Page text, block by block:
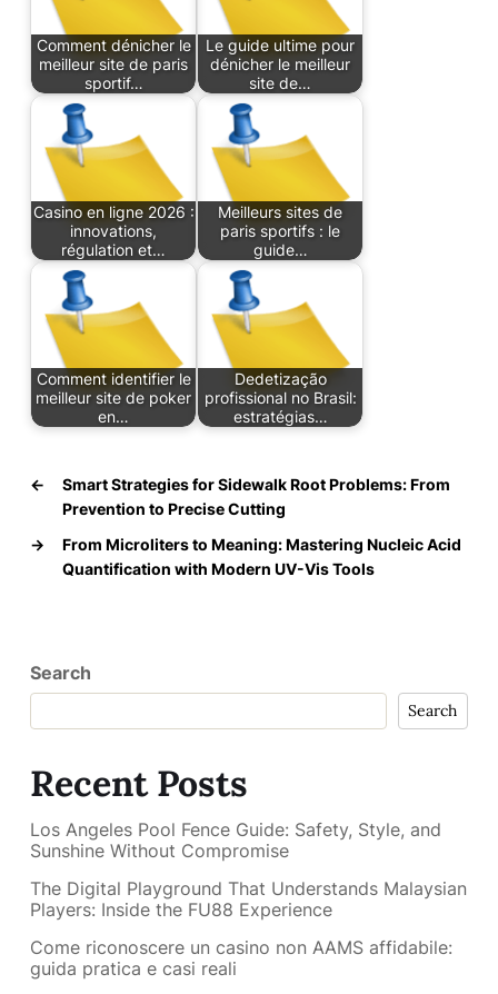
Comment dénicher le
meilleur site de paris
sportif…
Le guide ultime pour
dénicher le meilleur
site de…
Casino en ligne 2026 :
innovations,
régulation et…
Meilleurs sites de
paris sportifs : le
guide…
Comment identifier le
meilleur site de poker
en…
Dedetização
profissional no Brasil:
estratégias…
←
Smart Strategies for Sidewalk Root Problems: From
Prevention to Precise Cutting
→
From Microliters to Meaning: Mastering Nucleic Acid
Quantification with Modern UV-Vis Tools
Search
Search
Recent Posts
Los Angeles Pool Fence Guide: Safety, Style, and
Sunshine Without Compromise
The Digital Playground That Understands Malaysian
Players: Inside the FU88 Experience
Come riconoscere un casino non AAMS affidabile:
guida pratica e casi reali